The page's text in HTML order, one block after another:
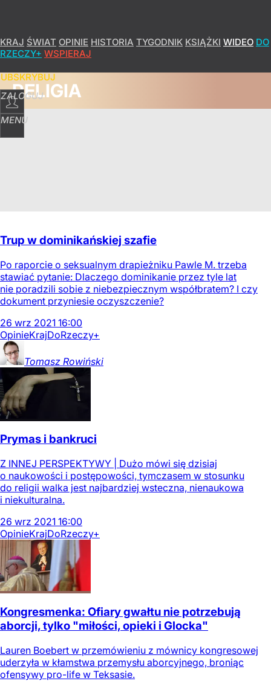
KRAJ ŚWIAT OPINIE HISTORIA TYGODNIK KSIĄŻKI WIDEO DO
RZECZY+ WSPIERAJ
ZALOGUJ
MENU
RELIGIA
Trup w dominikańskiej szafie
Po raporcie o seksualnym drapieżniku Pawle M. trzeba
stawiać pytanie: Dlaczego dominikanie przez tyle lat
nie poradzili sobie z niebezpiecznym współbratem? I czy
dokument przyniesie oczyszczenie?
26 wrz 2021 16:00
OpinieKrajDoRzeczy+
Tomasz Rowiński
Prymas i bankruci
Z INNEJ PERSPEKTYWY | Dużo mówi się dzisiaj
o naukowości i postępowości, tymczasem w stosunku
do religii walka jest najbardziej wsteczna, nienaukowa
i niekulturalna.
26 wrz 2021 16:00
OpinieKrajDoRzeczy+
Kongresmenka: Ofiary gwałtu nie potrzebują
aborcji, tylko "miłości, opieki i Glocka"
Lauren Boebert w przemówieniu z mównicy kongresowej
uderzyła w kłamstwa przemysłu aborcyjnego, broniąc
ofensywy pro-life w Teksasie.